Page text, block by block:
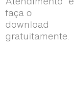
faça o
download
gratuitamente.